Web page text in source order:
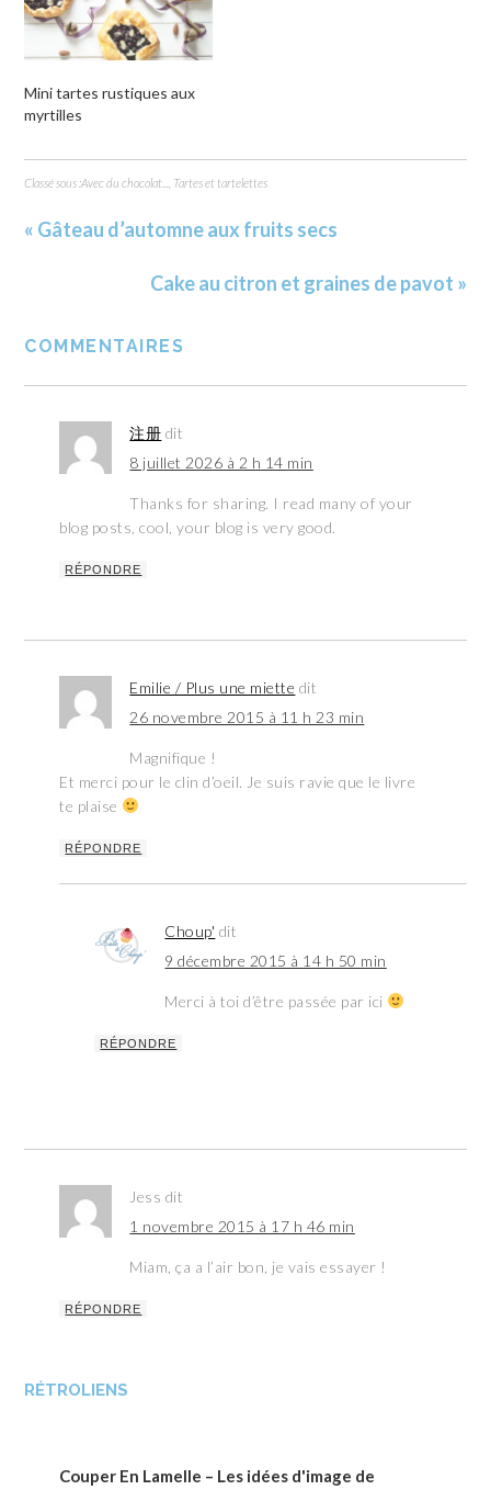
Mini tartes rustiques aux
myrtilles
Classé sous :Avec du chocolat... Tartes et tartelettes
« Gâteau d’automne aux fruits secs
Cake au citron et graines de pavot »
COMMENTAIRES
注册 dit
8 juillet 2026 à 2 h 14 min
Thanks for sharing. I read many of your
blog posts, cool, your blog is very good.
RÉPONDRE
Emilie / Plus une miette dit
26 novembre 2015 à 11 h 23 min
Magnifique !
Et merci pour le clin d’oeil. Je suis ravie que le livre
te plaise
RÉPONDRE
Choup' dit
9 décembre 2015 à 14 h 50 min
Merci à toi d’être passée par ici
RÉPONDRE
Jess dit
1 novembre 2015 à 17 h 46 min
Miam, ça a l’air bon, je vais essayer !
RÉPONDRE
RÉTROLIENS
Couper En Lamelle – Les idées d'image de